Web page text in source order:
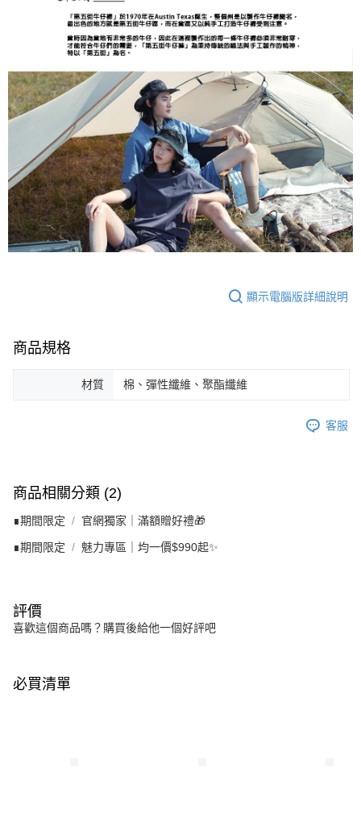
顯示電腦版詳細說明
商品規格
材質 棉、彈性纖維、聚酯纖維
客服
商品相關分類 (2)
∎期間限定 官網獨家｜滿額贈好禮🎁
∎期間限定 魅力專區｜均一價$990起✨
評價
喜歡這個商品嗎？購買後給他一個好評吧
必買清單